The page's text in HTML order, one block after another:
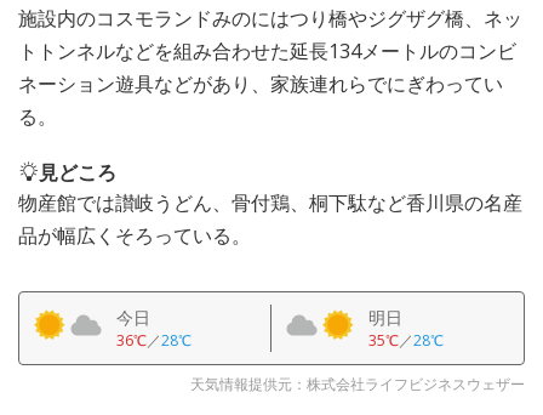
施設内のコスモランドみのにはつり橋やジグザグ橋、ネッ
トトンネルなどを組み合わせた延長134メートルのコンビ
ネーション遊具などがあり、家族連れらでにぎわってい
る。
見どころ
物産館では讃岐うどん、骨付鶏、桐下駄など香川県の名産
品が幅広くそろっている。
今日
36℃／28℃
明日
35℃／28℃
天気情報提供元：株式会社ライフビジネスウェザー